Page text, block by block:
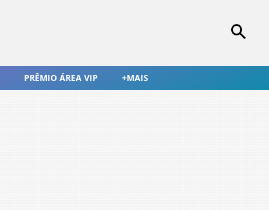
PRÊMIO ÁREA VIP +MAIS